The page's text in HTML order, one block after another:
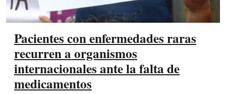
Pacientes con enfermedades raras
recurren a organismos
internacionales ante la falta de
medicamentos